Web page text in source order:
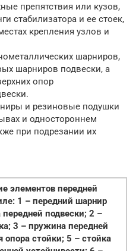
препятствия или кузов,
стабилизатора и ее стоек,
крепления узлов и
шарниров,
шарниров подвески, а
опор
и резиновые подушки
и одностороннем
при подрезании их
элементов передней
1 – передний шарнир
подвески; 2 –
3 – пружина передней
опора стойки; 5 – стойка